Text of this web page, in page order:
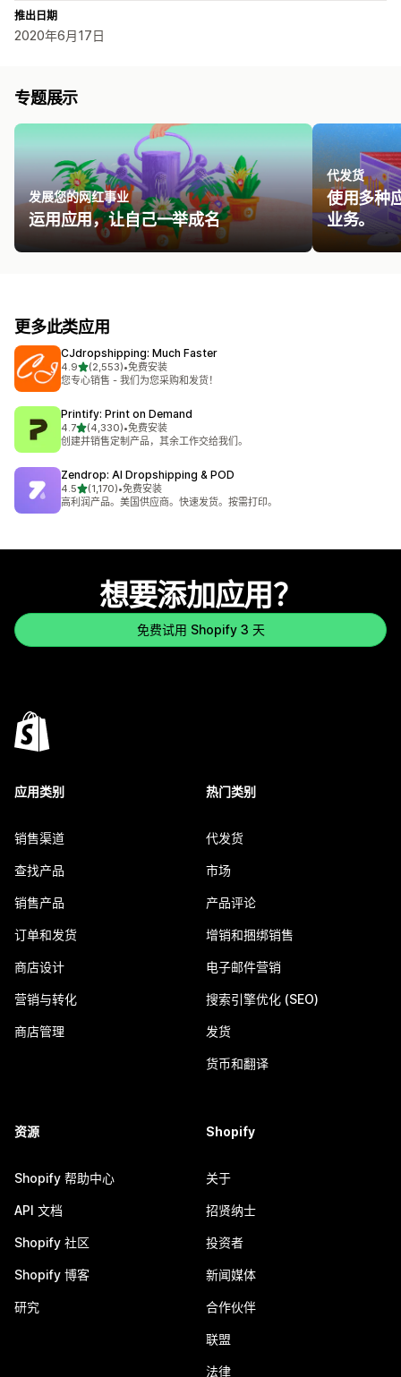
推出日期
2020年6月17日
专题展示
发展您的网红事业
运用应用，让自己一举成名
代发货
使用多种
业务。
更多此类应用
CJdropshipping: Much Faster
4.9星（满分 5 星）
(2,553)
总共 2553 条评论
•免费安装
您专心销售 - 我们为您采购和发货！
Printify: Print on Demand
4.7星（满分 5 星）
(4,330)
总共 4330 条评论
•免费安装
创建并销售定制产品，其余工作交给我们。
Zendrop: AI Dropshipping & POD
4.5星（满分 5 星）
(1,170)
总共 1170 条评论
•免费安装
高利润产品。美国供应商。快速发货。按需打印。
想要添加应用？
免费试用 Shopify 3 天
应用类别
销售渠道
查找产品
销售产品
订单和发货
商店设计
营销与转化
商店管理
热门类别
代发货
市场
产品评论
增销和捆绑销售
电子邮件营销
搜索引擎优化 (SEO)
发货
货币和翻译
资源
Shopify 帮助中心
API 文档
Shopify 社区
Shopify 博客
研究
Shopify
关于
招贤纳士
投资者
新闻媒体
合作伙伴
联盟
法律